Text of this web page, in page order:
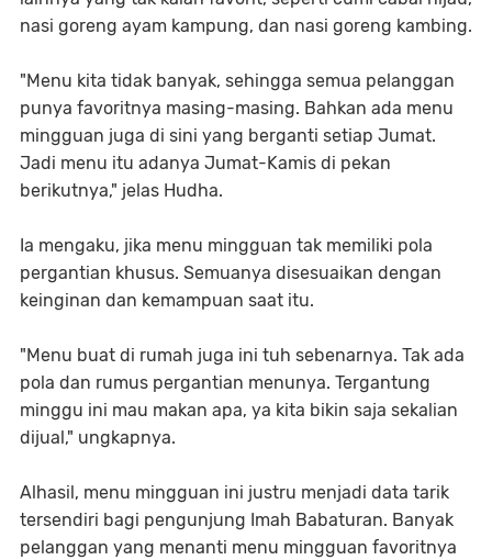
nasi goreng ayam kampung, dan nasi goreng kambing.
"Menu kita tidak banyak, sehingga semua pelanggan
punya favoritnya masing-masing. Bahkan ada menu
mingguan juga di sini yang berganti setiap Jumat.
Jadi menu itu adanya Jumat-Kamis di pekan
berikutnya," jelas Hudha.
Ia mengaku, jika menu mingguan tak memiliki pola
pergantian khusus. Semuanya disesuaikan dengan
keinginan dan kemampuan saat itu.
"Menu buat di rumah juga ini tuh sebenarnya. Tak ada
pola dan rumus pergantian menunya. Tergantung
minggu ini mau makan apa, ya kita bikin saja sekalian
dijual," ungkapnya.
Alhasil, menu mingguan ini justru menjadi data tarik
tersendiri bagi pengunjung Imah Babaturan. Banyak
pelanggan yang menanti menu mingguan favoritnya